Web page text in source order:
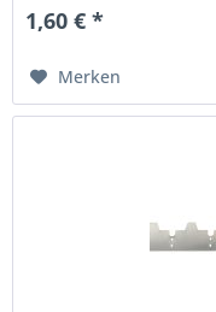
1,60 € *
Merken